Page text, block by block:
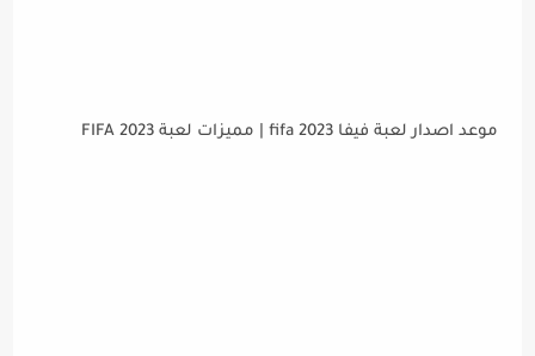
موعد اصدار لعبة فيفا 2023 fifa | مميزات لعبة FIFA 2023